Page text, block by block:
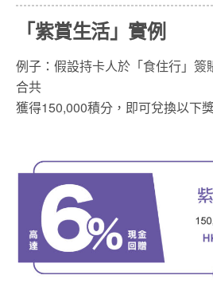
「紫賞生活」實例
例子：假設持卡人於「食住行」簽
合共
獲得150,000積分，即可兌換以下